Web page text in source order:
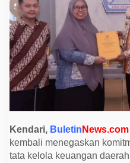
r
a
n
s
p
r
s
K
u
a
Kendari, Buletin News.com
kembali menegaskan
tata kelola keuangan